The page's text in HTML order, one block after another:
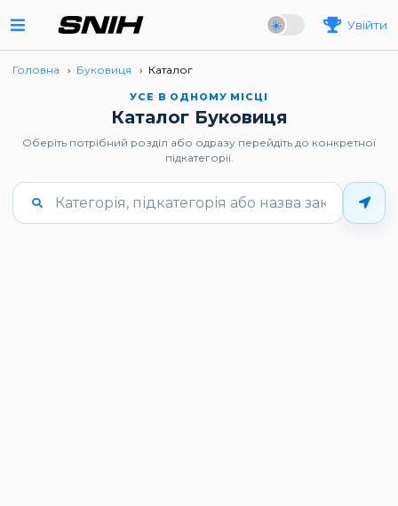
Увійти
Головна › Буковиця › Каталог
УСЕ В ОДНОМУ МІСЦІ
Каталог Буковиця
Оберіть потрібний розділ або одразу перейдіть до конкретної
підкатегорії.